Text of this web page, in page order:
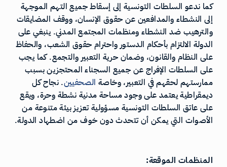
كما ندعو السلطات التونسية إلى إسقاط جميع التهم الموجهة
إلى النشطاء والمدافعين عن حقوق الإنسان، ووقف المضايقات
والترهيب ضد النشطاء ومنظمات المجتمع المدني. ينبغي على
الدولة الالتزام بأحكام الدستور واحترام حقوق الشعب، والحفاظ
على النظام والقانون، وضمان حرية التعبير والتجمع. كما يجب
على السلطات الإفراج عن جميع السجناء المحتجزين بسبب
ممارستهم لحقهم في التعبير، وخاصة الصحفيين. نجاح كل
ديمقراطية يعتمد على وجود مساحة مدنية نشطة وحرة، ويقع
على عاتق السلطات التونسية مسؤولية تعزيز بيئة متنوعة من
الأصوات التي يمكن أن تتحدث دون خوف من اضطهاد الدولة.
المنظمات الموقعة: